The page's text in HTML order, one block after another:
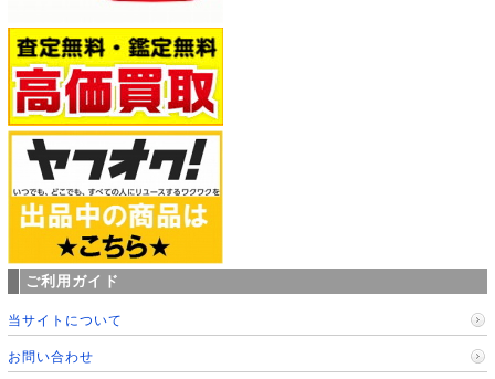
ご利用ガイド
当サイトについて
お問い合わせ